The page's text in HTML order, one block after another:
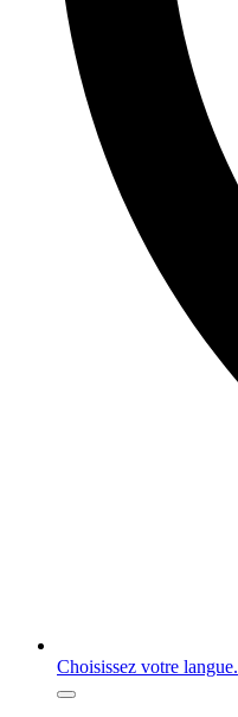
Choisissez votre langue.